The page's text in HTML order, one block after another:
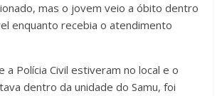
mas o jovem veio a óbito dentro
enquanto recebia o atendimento
a Polícia Civil estiveram no local e o
dentro da unidade do Samu, foi